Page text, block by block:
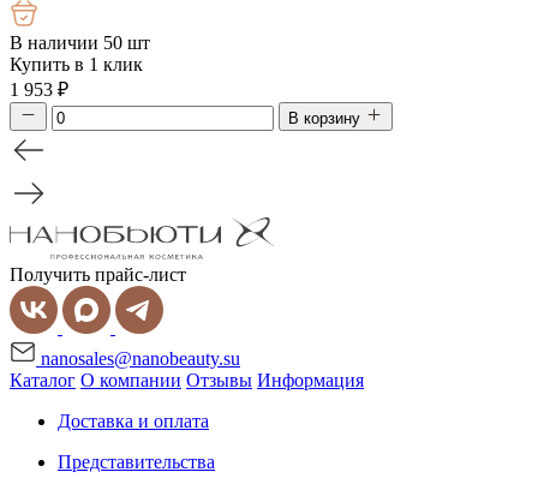
В наличии 50 шт
Купить в 1 клик
1 953 ₽
В корзину
Получить прайс-лист
nanosales@nanobeauty.su
Каталог О компании Отзывы Информация
Доставка и оплата
Представительства